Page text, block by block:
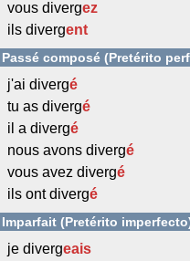
vous divergez
ils divergent
Passé composé (Pretérito
j'ai divergé
tu as divergé
il a divergé
nous avons divergé
vous avez divergé
ils ont divergé
Imparfait (Pretérito
je divergeais